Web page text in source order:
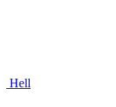
Hell